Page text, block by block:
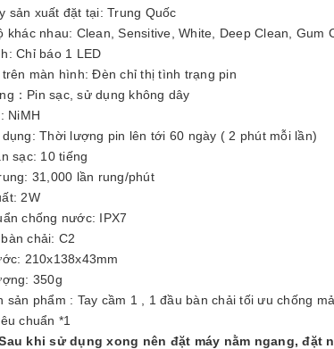
sản xuất đặt tại: Trung Quốc
khác nhau: Clean, Sensitive, White, Deep Clean, Gum
Chỉ báo 1 LED
màn hình: Đèn chỉ thị tình trạng pin
：Pin sạc, sử dụng không dây
NiMH
Thời lượng pin lên tới 60 ngày ( 2 phút mỗi lần)
sạc: 10 tiếng
31,000 lần rung/phút
2W
chống nước: IPX7
chải: C2
210x138x43mm
350g
sản phẩm : Tay cầm 1 , 1 đầu bàn chải tối ưu chống
chuẩn *1
khi sử dụng xong nên đặt máy nằm ngang, đặt